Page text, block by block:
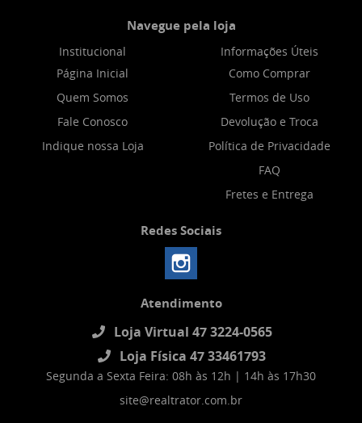
Navegue pela loja
Institucional
Página Inicial
Quem Somos
Fale Conosco
Indique nossa Loja
Informações Úteis
Como Comprar
Termos de Uso
Devolução e Troca
Política de Privacidade
FAQ
Fretes e Entrega
Redes Sociais
Atendimento
Loja Virtual 47 3224-0565
Loja Física 47 33461793
Segunda a Sexta Feira: 08h às 12h | 14h às 17h30
site@realtrator.com.br